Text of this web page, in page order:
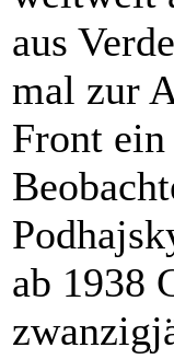
aus
mal zur
Front
ab 1938